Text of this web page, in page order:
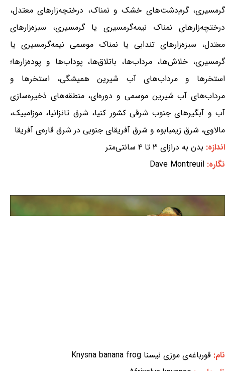
گرمسیری، گرم‌دشت‌های خشک و نمناک، درختچه‌زارهای معتدل،
درختچه‌زارهای نمناک نیمه‌گرمسیری یا گرمسیری، سبزه‌زارهای
معتدل، سبزه‌زارهای تندابی یا نمناک موسمی نیمه‌گرمسیری یا
گرمسیری، خلاش‌ها، مرداب‌ها، باتلاق‌ها، پوداب‌ها و پوده‌زارها؛
استخرها و مرداب‌های آب شیرین همیشگی، استخرها و
مرداب‌های آب شیرین موسمی و دوره‌ای، منطقه‌های ذخیره‌سازی
آب و آبگیرهای جنوب شرقی کشور کنیا، شرق تانزانیا، موزامبیک،
مالاوی، شرق زیمبابوه و شرق آفریقای جنوبی در شرق قاره‌ی آفریقا
اندازه: بدن به درازای ۳ تا ۴ سانتی‌متر
نگاره: Dave Montreuil
نام: قورباغه‌ی موزی نیسنا Knysna banana frog